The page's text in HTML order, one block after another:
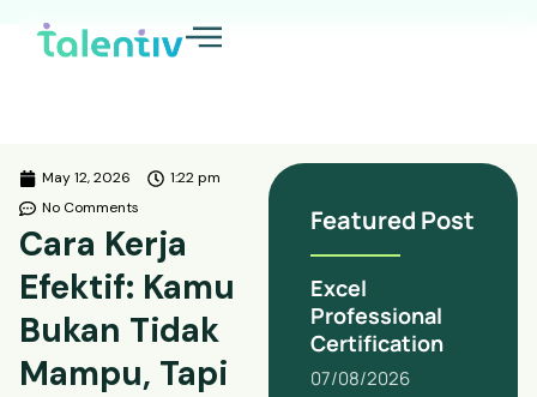
May 12, 2026
1:22 pm
No Comments
Cara Kerja
Efektif: Kamu
Bukan Tidak
Mampu, Tapi
Featured Post
Excel
Professional
Certification
07/08/2026